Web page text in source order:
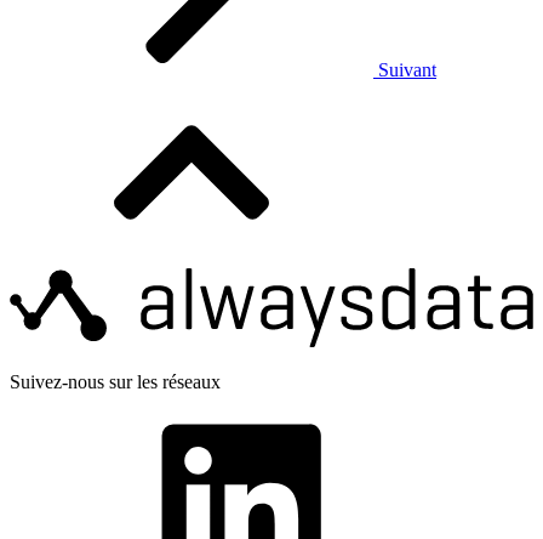
Suivant
Suivez-nous sur les réseaux